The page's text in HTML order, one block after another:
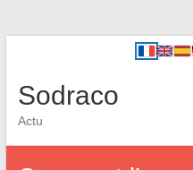
Sodraco
Actu